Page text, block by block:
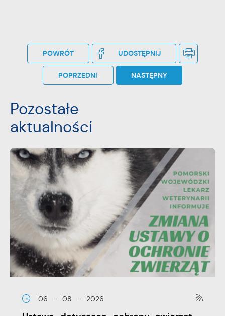
POWRÓT UDOSTĘPNIJ
POPRZEDNI NASTĘPNY
Pozostałe
aktualności
06 - 08 - 2026